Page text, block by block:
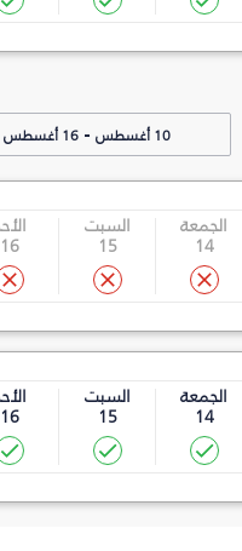
10 أغسطس -16 أغسطس
الجمعة
14
السبت
15
16
الجمعة
14
السبت
15
16